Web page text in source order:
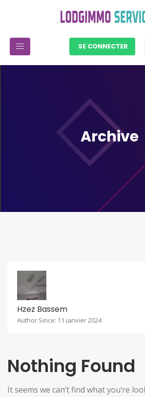
SE CONNECTER
Archive
Hzez Bassem
Author Since: 11 janvier 2024
Nothing Found
It seems we can’t find what you’re